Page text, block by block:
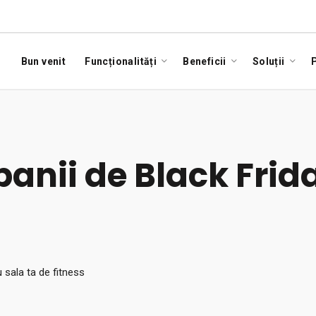
Bun venit Funcționalități Beneficii Soluții
de Black
sala ta de fitness